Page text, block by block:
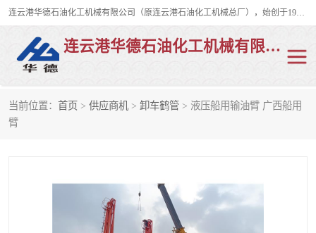
连云港华德石油化工机械有限公司（原连云港石油化工机械总厂），始创于1982年，是从事码头船用流体装卸臂、陆用流体装卸臂（鹤管）、活动梯、钢构平台、定量装车系统等全系列流体装卸设备的设计、制造、销售以及服务的专业供应商。
连云港华德石油化工机械有限公司
当前位置： 首页 > 供应商机 > 卸车鹤管 > 液压船用输油臂 广西船用
臂
活动梯
卸车鹤管